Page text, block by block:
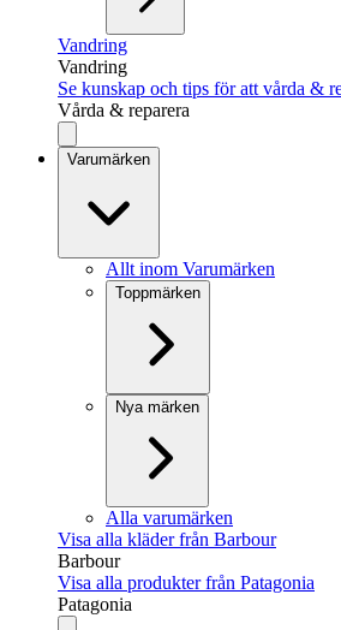
Vandring
Vandring
Se kunskap och tips för att vårda &
Vårda & reparera
Varumärken
Allt inom Varumärken
Toppmärken
Nya märken
Alla varumärken
Visa alla kläder från Barbour
Barbour
Visa alla produkter från Patagonia
Patagonia